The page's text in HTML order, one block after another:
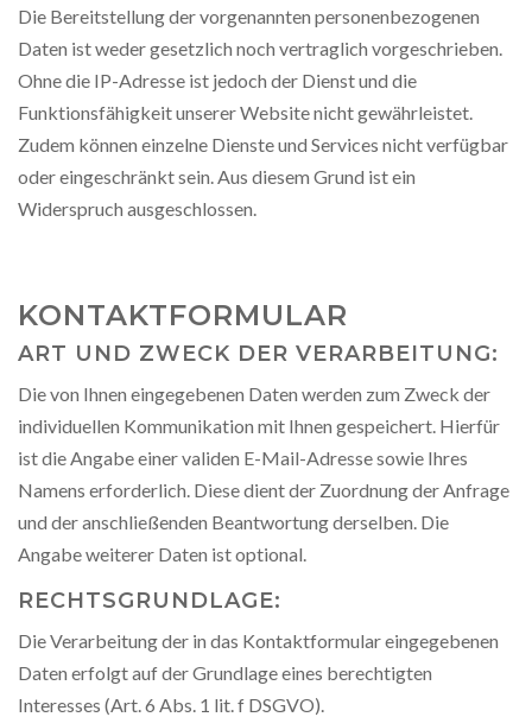
Die Bereitstellung der vorgenannten personenbezogenen
Daten ist weder gesetzlich noch vertraglich vorgeschrieben.
Ohne die IP-Adresse ist jedoch der Dienst und die
Funktionsfähigkeit unserer Website nicht gewährleistet.
Zudem können einzelne Dienste und Services nicht verfügbar
oder eingeschränkt sein. Aus diesem Grund ist ein
Widerspruch ausgeschlossen.
KONTAKTFORMULAR
ART UND ZWECK DER VERARBEITUNG:
Die von Ihnen eingegebenen Daten werden zum Zweck der
individuellen Kommunikation mit Ihnen gespeichert. Hierfür
ist die Angabe einer validen E-Mail-Adresse sowie Ihres
Namens erforderlich. Diese dient der Zuordnung der Anfrage
und der anschließenden Beantwortung derselben. Die
Angabe weiterer Daten ist optional.
RECHTSGRUNDLAGE:
Die Verarbeitung der in das Kontaktformular eingegebenen
Daten erfolgt auf der Grundlage eines berechtigten
Interesses (Art. 6 Abs. 1 lit. f DSGVO).